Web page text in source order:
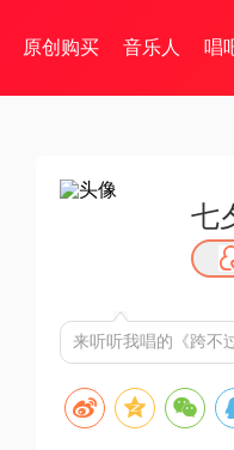
原创购买 音乐人 唱
七
来听听我唱的《跨不